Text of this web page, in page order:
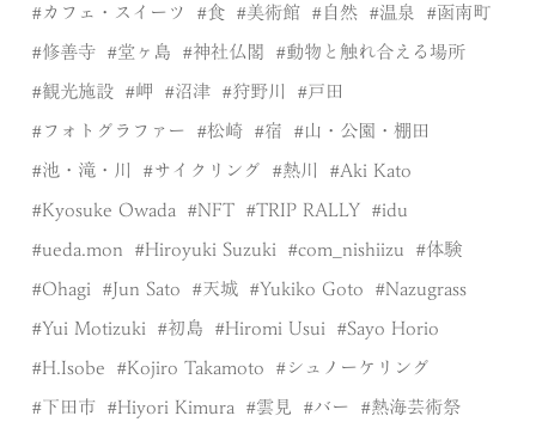
カフェ・スイーツ 食 美術館 自然 温泉 函南町
修善寺 堂ヶ島 神社仏閣 動物と触れ合える場所
観光施設 岬 沼津 狩野川 戸田
フォトグラファー 松崎 宿 山・公園・棚田
池・滝・川 サイクリング 熱川 Aki Kato
Kyosuke Owada NFT TRIP RALLY idu
ueda.mon Hiroyuki Suzuki com_nishiizu 体験
Ohagi Jun Sato 天城 Yukiko Goto Nazugrass
Yui Motizuki 初島 Hiromi Usui Sayo Horio
H.Isobe Kojiro Takamoto シュノーケリング
下田市 Hiyori Kimura 雲見 バー 熱海芸術祭